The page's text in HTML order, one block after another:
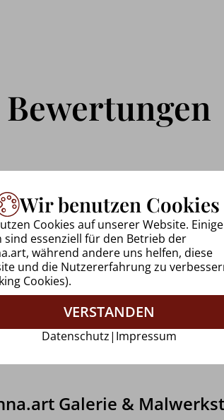
Bewertungen
Uwe Walkowiak
28.09.2025 via Google reviews
Galerie &
Wir benutzen Cookies
Cookies auf unserer Website.
sind essenziell für den Betrieb der
während andere uns helfen, diese
und die Nutzererfahrung zu
Cookies).
VERSTANDEN
Datenschutz| Impressum